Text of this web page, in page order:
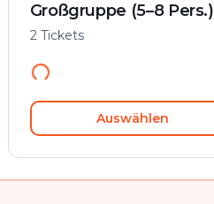
Großgruppe (5–8 Pers.)
2 Tickets
Auswählen